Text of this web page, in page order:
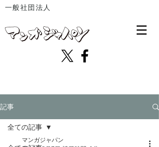
一般社団法人
記事
全ての記事
マンガジャパン